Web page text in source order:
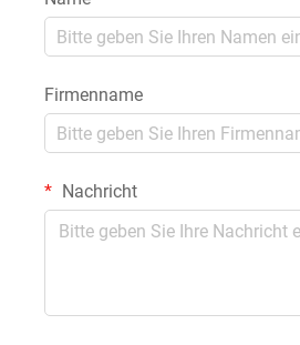
Firmenname
Nachricht